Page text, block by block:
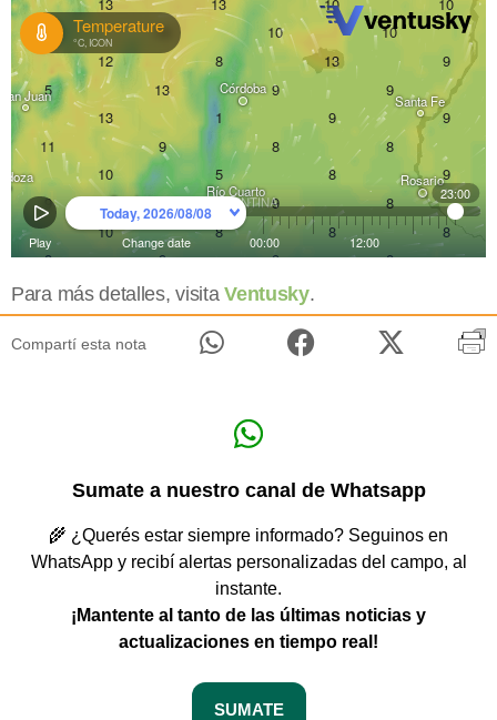
Para más detalles, visitaVentusky.
Compartí esta nota
Sumate a nuestro canal de Whatsapp
🌾 ¿Querés estar siempre informado? Seguinos en
WhatsApp y recibí alertas personalizadas del campo, al
instante.
¡Mantente al tanto de las últimas noticias y
actualizaciones en tiempo real!
SUMATE